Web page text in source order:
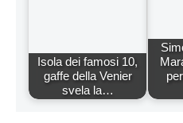
Isola dei famosi 10,
gaffe della Venier
svela la…